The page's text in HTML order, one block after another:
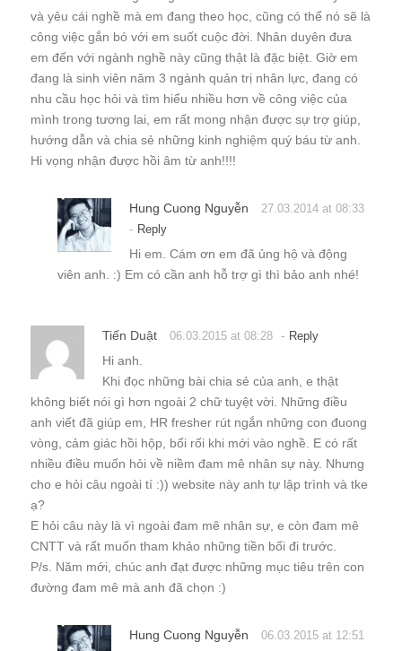
và yêu cái nghề mà em đang theo học, cũng có thể nó sẽ là
công việc gắn bó với em suốt cuộc đời. Nhân duyên đưa
em đến với ngành nghề này cũng thật là đặc biệt. Giờ em
đang là sinh viên năm 3 ngành quản trị nhân lực, đang có
nhu cầu học hỏi và tìm hiểu nhiều hơn về công việc của
mình trong tương lai, em rất mong nhận được sự trợ giúp,
hướng dẫn và chia sẻ những kinh nghiệm quý báu từ anh.
Hi vọng nhận được hồi âm từ anh!!!!
Hung Cuong Nguyễn 27.03.2014 at 08:33
- Reply
Hi em. Cám ơn em đã ủng hộ và động
viên anh. :) Em có cần anh hỗ trợ gì thì bảo anh nhé!
Tiến Duật 06.03.2015 at 08:28 - Reply
Hi anh.
Khi đọc những bài chia sẻ của anh, e thật
không biết nói gì hơn ngoài 2 chữ tuyệt vời. Những điều
anh viết đã giúp em, HR fresher rút ngắn những con đuong
vòng, cảm giác hồi hộp, bối rối khi mới vào nghề. E có rất
nhiều điều muốn hỏi về niềm đam mê nhân sự này. Nhưng
cho e hỏi câu ngoài tí :)) website này anh tự lập trình và tke
ạ?
E hỏi câu này là vì ngoài đam mê nhân sự, e còn đam mê
CNTT và rất muốn tham khảo những tiền bối đi trước.
P/s. Năm mới, chúc anh đạt được những mục tiêu trên con
đường đam mê mà anh đã chọn :)
Hung Cuong Nguyễn 06.03.2015 at 12:51